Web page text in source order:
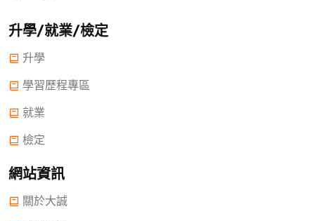
升學/就業/檢定
升學
學習歷程專區
就業
檢定
網站資訊
關於大誠